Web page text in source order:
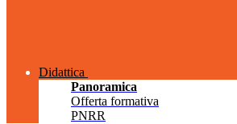
Didattica
Panoramica
Offerta formativa
PNRR